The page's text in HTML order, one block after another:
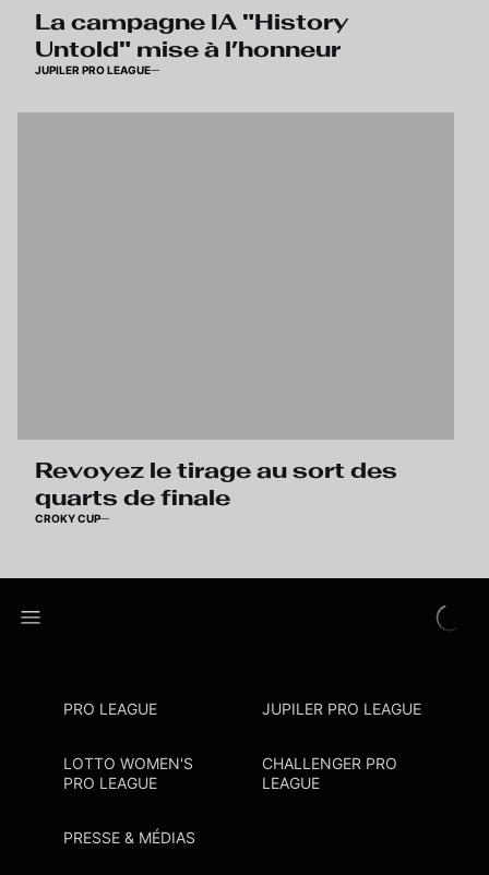
La campagne IA "History
Untold" mise à l’honneur
JUPILER PRO LEAGUE
Revoyez le tirage au sort des
quarts de finale
CROKY CUP
PRO LEAGUE JUPILER PRO LEAGUE
LOTTO WOMEN'S
PRO LEAGUE
CHALLENGER PRO
LEAGUE
PRESSE & MÉDIAS